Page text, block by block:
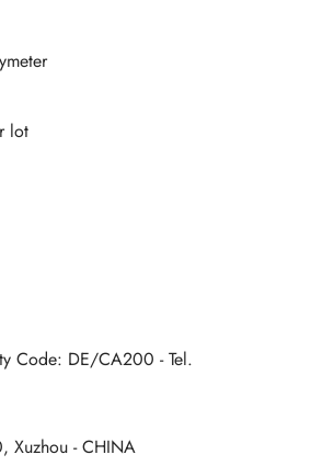
lot
Code: DE/CA200 - Tel.
Xuzhou - CHINA